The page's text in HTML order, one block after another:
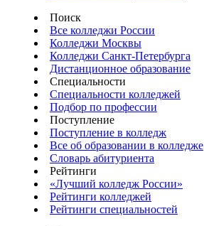
Поиск
Все колледжи России
Колледжи Москвы
Колледжи Санкт-Петербурга
Дистанционное образование
Специальности
Специальности колледжей
Подбор по профессии
Поступление
Поступление в колледж
Все об образовании в колледже
Словарь абитуриента
Рейтинги
«Лучший колледж России»
Рейтинги колледжей
Рейтинги специальностей